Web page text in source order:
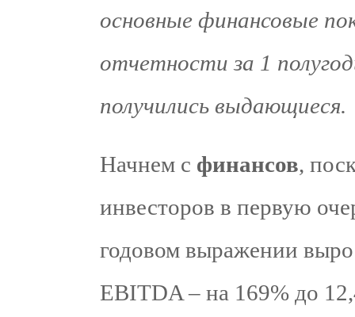
основные финансовые
отчетности за 1
получились выдающиеся.
Начнем с финансов,
инвесторов в первую
годовом выражении
EBITDA – на 169% до